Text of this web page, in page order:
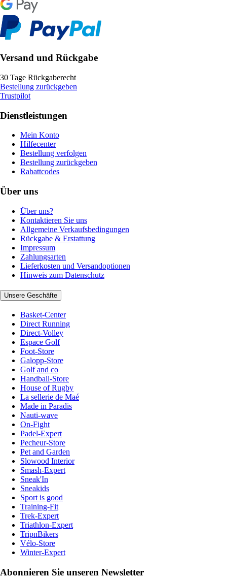
Versand und Rückgabe
30 Tage Rückgaberecht
Bestellung zurückgeben
Trustpilot
Dienstleistungen
Mein Konto
Hilfecenter
Bestellung verfolgen
Bestellung zurückgeben
Rabattcodes
Über uns
Über uns?
Kontaktieren Sie uns
Allgemeine Verkaufsbedingungen
Rückgabe & Erstattung
Impressum
Zahlungsarten
Lieferkosten und Versandoptionen
Hinweis zum Datenschutz
Unsere Geschäfte
Basket-Center
Direct Running
Direct-Volley
Espace Golf
Foot-Store
Galopp-Store
Golf and co
Handball-Store
House of Rugby
La sellerie de Maé
Made in Paradis
Nauti-wave
On-Fight
Padel-Expert
Pecheur-Store
Pet and Garden
Slowood Interior
Smash-Expert
Sneak'In
Sneakids
Sport is good
Training-Fit
Trek-Expert
Triathlon-Expert
TripnBikers
Vélo-Store
Winter-Expert
Abonnieren Sie unseren Newsletter